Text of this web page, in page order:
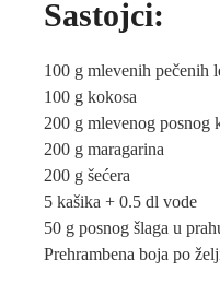
Sastojci:
100 g mlevenih pečenih
100 g kokosa
200 g mlevenog posnog
200 g maragarina
200 g šećera
5 kašika + 0.5 dl vode
50 g posnog šlaga u
Prehrambena boja po